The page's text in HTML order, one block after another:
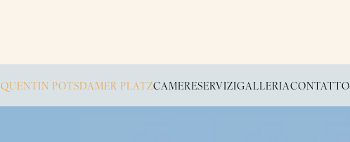
QUENTIN POTSDAMER PLATZCAMERESERVIZIGALLERIACONTATTO